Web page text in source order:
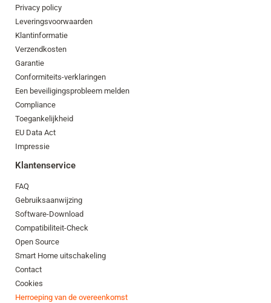
Privacy policy
Leveringsvoorwaarden
Klantinformatie
Verzendkosten
Garantie
Conformiteits-verklaringen
Een beveiligingsprobleem melden
Compliance
Toegankelijkheid
EU Data Act
Impressie
Klantenservice
FAQ
Gebruiksaanwijzing
Software-Download
Compatibiliteit-Check
Open Source
Smart Home uitschakeling
Contact
Cookies
Herroeping van de overeenkomst